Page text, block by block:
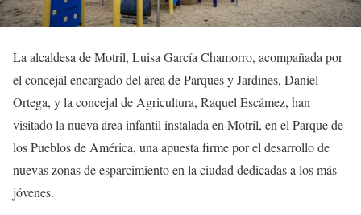
La alcaldesa de Motril, Luisa García Chamorro, acompañada por
el concejal encargado del área de Parques y Jardines, Daniel
Ortega, y la concejal de Agricultura, Raquel Escámez, han
visitado la nueva área infantil instalada en Motril, en el Parque de
los Pueblos de América, una apuesta firme por el desarrollo de
nuevas zonas de esparcimiento en la ciudad dedicadas a los más
jóvenes.